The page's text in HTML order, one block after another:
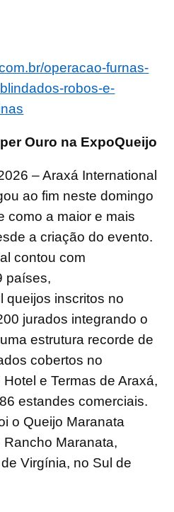
operacao-furnas-
robos-e-
Ouro na ExpoQueijo
– Araxá International
ao fim neste domingo
como a maior e mais
a criação do evento.
contou com
países,
queijos inscritos no
jurados integrando o
estrutura recorde de
cobertos no
e Termas de Araxá,
estandes comerciais.
o Queijo Maranata
Maranata,
Virgínia, no Sul de